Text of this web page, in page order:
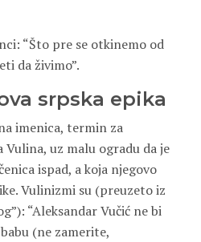
“Što pre se otkinemo od
da živimo”.
srpska epika
imenica, termin za
uz malu ogradu da je
ispad, a koja njegovo
Vulinizmi su (preuzeto iz
“Aleksandar Vučić ne bi
(ne zamerite,